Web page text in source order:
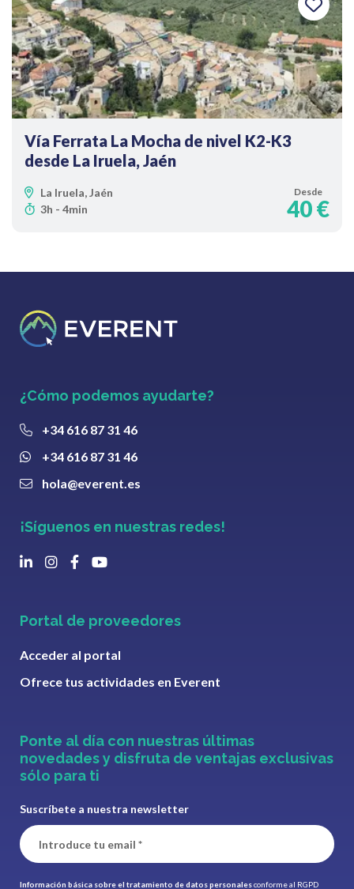
Vía Ferrata La Mocha de nivel K2-K3
desde La Iruela, Jaén
La Iruela, Jaén
3h - 4min
Desde
40 €
¿Cómo podemos ayudarte?
+34 616 87 31 46
+34 616 87 31 46
hola@everent.es
¡Síguenos en nuestras redes!
Portal de proveedores
Acceder al portal
Ofrece tus actividades en Everent
Ponte al día con nuestras últimas
novedades y disfruta de ventajas exclusivas
sólo para ti
Suscríbete a nuestra newsletter
Información básica sobre el tratamiento de datos personalesconforme al RGPD